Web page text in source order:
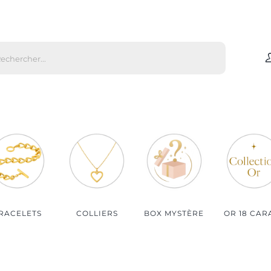
Bijoux Argent
Bijoux Plaqué Or
Bijoux Plaqué Or Rosé
Bijoux Homme
Bijoux Enfant
COLLIERS BOX MYSTÈRE OR 18